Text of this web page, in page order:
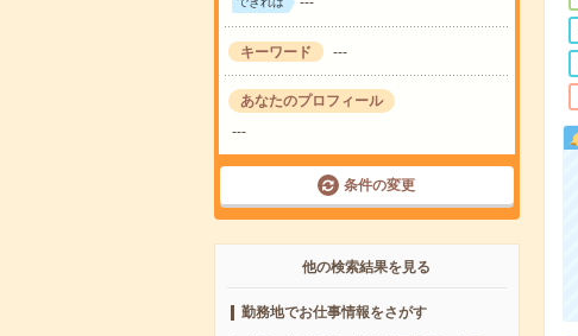
キーワード ---
あなたのプロフィール
---
条件の変更
他の検索結果を見る
勤務地でお仕事情報をさがす